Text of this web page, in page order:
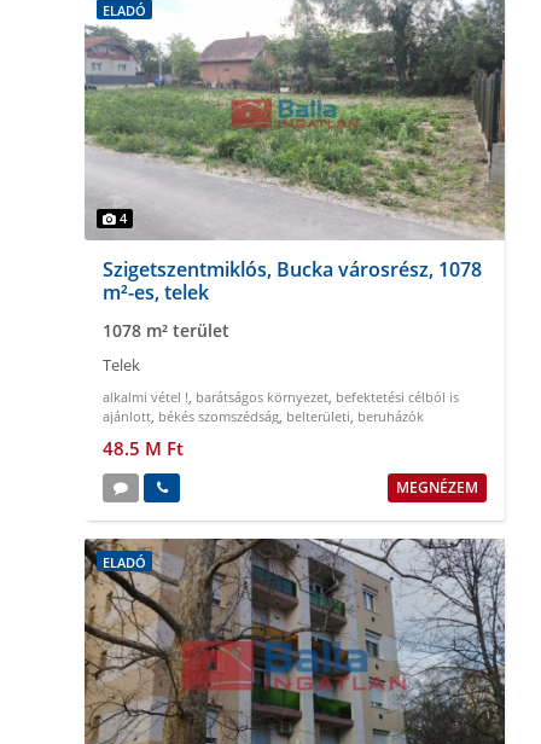
ELADÓ
4
Szigetszentmiklós, Bucka városrész, 1078
m²-es, telek
1078 m² terület
Telek
alkalmi vétel !, barátságos környezet, befektetési célból is
ajánlott, békés szomszédság, belterületi, beruházók
48.5 M Ft
MEGNÉZEM
ELADÓ